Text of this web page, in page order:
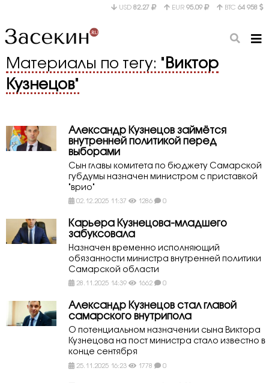
USD 82.27 EUR 95.09 BTC 64 958
Материалы по тегу: " Виктор
Кузнецов"
Александр Кузнецов займётся
внутренней политикой перед
выборами
Сын главы комитета по бюджету Самарской
губдумы назначен министром с приставкой
"врио"
02.12.2025 11:37 1286 0
Карьера Кузнецова-младшего
забуксовала
Назначен временно исполняющий
обязанности министра внутренней политики
Самарской области
28.11.2025 14:39 1662 0
Александр Кузнецов стал главой
самарского внутрипола
О потенциальном назначении сына Виктора
Кузнецова на пост министра стало известно в
конце сентября
25.11.2025 16:23 1778 0